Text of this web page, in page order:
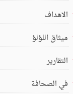
الاهداف
ميثاق اللؤلؤ
التقارير
في الصحافة